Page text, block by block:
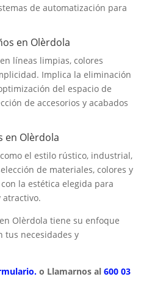
de automatización para
en Olèrdola
líneas limpias, colores
Implica la eliminación
del espacio de
de accesorios y acabados
en Olèrdola
el estilo rústico, industrial,
de materiales, colores y
la estética elegida para
Olèrdola tiene su enfoque
tus necesidades y
o Llamarnos al 600 03